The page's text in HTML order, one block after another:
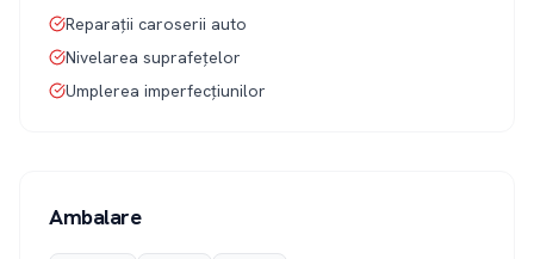
Reparații caroserii auto
Nivelarea suprafețelor
Umplerea imperfecțiunilor
Ambalare